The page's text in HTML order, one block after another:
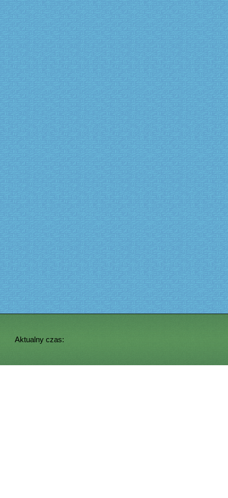
Aktualny czas: